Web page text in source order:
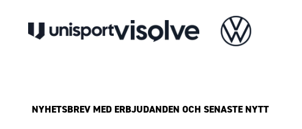
NYHETSBREV MED ERBJUDANDEN OCH SENASTE NYTT